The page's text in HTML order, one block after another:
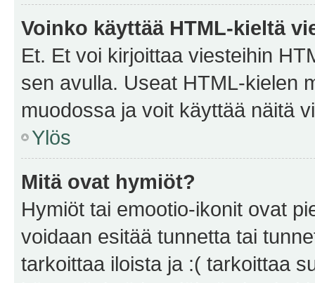
Voinko käyttää HTML-kieltä
Et. Et voi kirjoittaa viesteihin
sen avulla. Useat HTML-kielen
muodossa ja voit käyttää näitä
Ylös
Mitä ovat hymiöt?
Hymiöt tai emootio-ikonit ovat
voidaan esitää tunnetta tai
tarkoittaa iloista ja :( tarkoittaa